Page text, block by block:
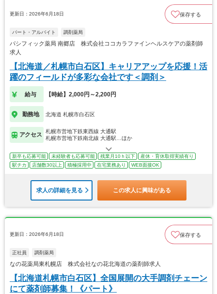
更新日：2026年6月18日 保存する
パート・アルバイト 調剤薬局
パシフィック薬局 南郷店 株式会社ココカラファインヘルスケアの薬剤師
求人
【北海道／札幌市白石区】キャリアアップを応援！活
躍のフィールドが多彩な会社です＜調剤＞
給与 【時給】2,000円～2,200円
勤務地 北海道 札幌市白石区
アクセス
札幌市営地下鉄東西線 大通駅
札幌市営地下鉄南北線 大通駅…ほか
新卒も応募可能 未経験者も応募可能 残業月10ｈ以下
産休・育休取得実績有り
駅チカ
店舗数30以上 積極採用中 在宅業務あり WEB面接OK
求人の詳細を見る この求人に興味がある
更新日：2026年6月18日 保存する
正社員 調剤薬局
なの花薬局東札幌店 株式会社なの花北海道の薬剤師求人
【北海道札幌市白石区】全国展開の大手調剤チェーン
にて薬剤師募集！《パート》